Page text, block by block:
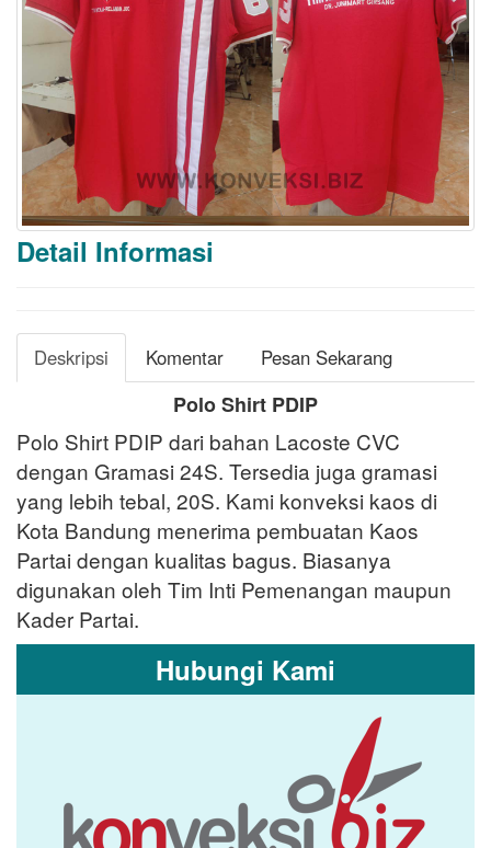
Detail Informasi
Deskripsi Komentar Pesan Sekarang
Polo Shirt PDIP
Polo Shirt PDIP dari bahan Lacoste CVC
dengan Gramasi 24S. Tersedia juga gramasi
yang lebih tebal, 20S. Kami konveksi kaos di
Kota Bandung menerima pembuatan Kaos
Partai dengan kualitas bagus. Biasanya
digunakan oleh Tim Inti Pemenangan maupun
Kader Partai.
Hubungi Kami